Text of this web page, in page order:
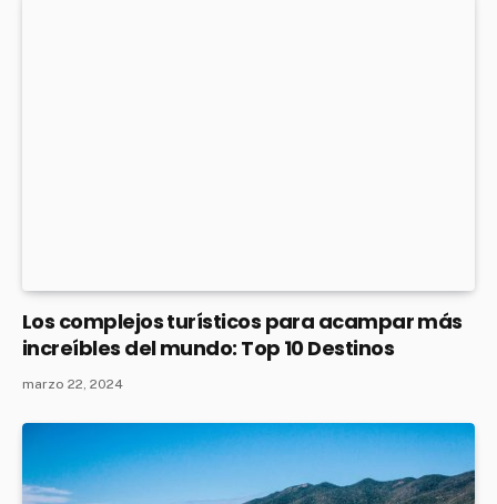
Los complejos turísticos para acampar más
increíbles del mundo: Top 10 Destinos
marzo 22, 2024